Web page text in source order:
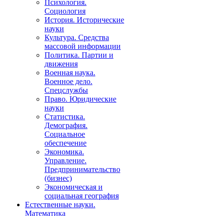
Психология.
Социология
История. Исторические
науки
Культура. Средства
массовой информации
Политика. Партии и
движения
Военная наука.
Военное дело.
Спецслужбы
Право. Юридические
науки
Статистика.
Демография.
Социальное
обеспечение
Экономика.
Управление.
Предпринимательство
(бизнес)
Экономическая и
социальная география
Естественные науки.
Математика